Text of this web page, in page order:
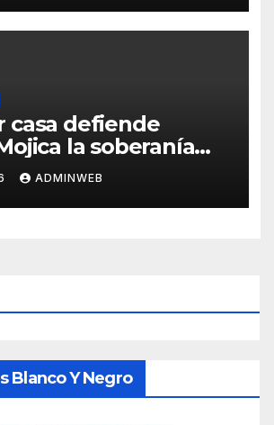
casa defiende
la soberanía
en Tlapa
ADMINWEB
Blanco Y Negro